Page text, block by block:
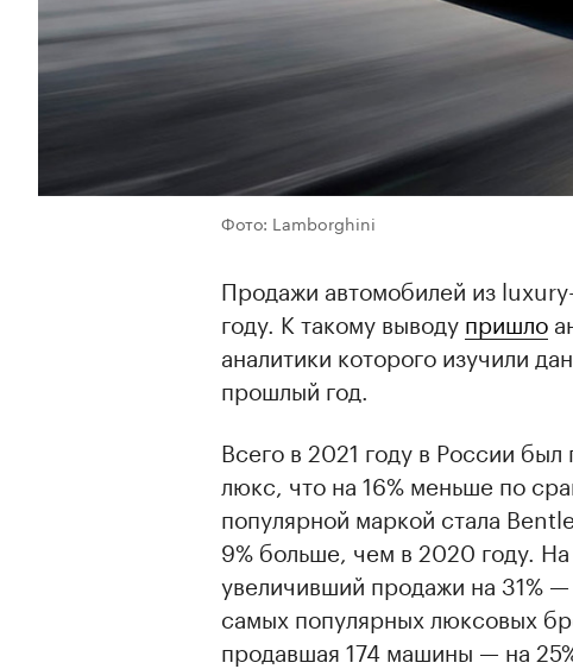
Фото: Lamborghini
Продажи автомобилей из
году. К такому выводу пришло
аналитики которого изучили
прошлый год.
Всего в 2021 году в России
люкс, что на 16% меньше по
популярной маркой стала
9% больше, чем в 2020 году.
увеличивший продажи на 31%
самых популярных люксовых
продавшая 174 машины — на